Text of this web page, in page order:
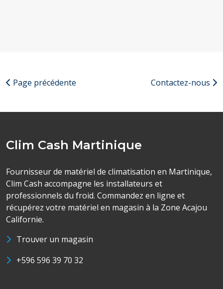
Page précédente Contactez-nous
Clim Cash Martinique
Fournisseur de matériel de climatisation en Martinique,
Clim Cash accompagne les installateurs et
professionnels du froid. Commandez en ligne et
récupérez votre matériel en magasin à la Zone Acajou
Californie.
Trouver un magasin
+596 596 39 70 32